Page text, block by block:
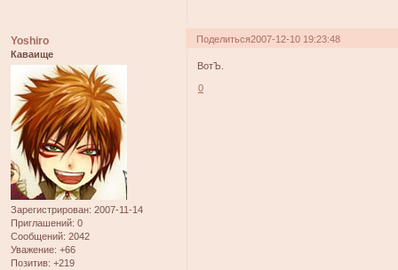
Поделиться2007-12-10 19:23:48
Yoshiro
Каваище
Зарегистрирован: 2007-11-14
Приглашений: 0
Сообщений: 2042
Уважение: +66
Позитив: +219
ВотЪ.
0